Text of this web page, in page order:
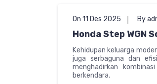
On 11 Des 2025 By
Honda Step WGN
Kehidupan keluarga
juga serbaguna dan
menghadirkan
berkendara.